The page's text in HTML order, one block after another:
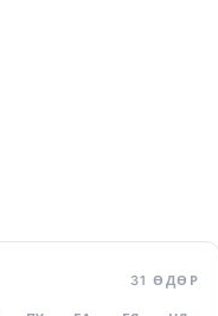
31 ӨДӨР